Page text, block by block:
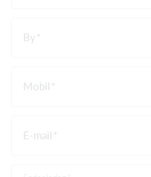
By
Mobil
E-mail